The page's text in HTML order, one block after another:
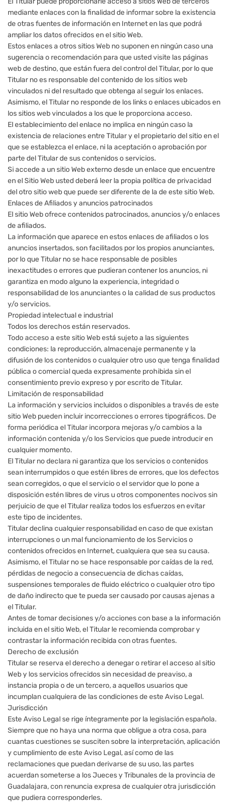
mediante enlaces con la finalidad de informar sobre la existencia
de otras fuentes de información en Internet en las que podrá
ampliar los datos ofrecidos en el sitio Web.
Estos enlaces a otros sitios Web no suponen en ningún caso una
sugerencia o recomendación para que usted visite las páginas
web de destino, que están fuera del control del Titular, por lo que
Titular no es responsable del contenido de los sitios web
vinculados ni del resultado que obtenga al seguir los enlaces.
Asimismo, el Titular no responde de los links o enlaces ubicados en
los sitios web vinculados a los que le proporciona acceso.
El establecimiento del enlace no implica en ningún caso la
existencia de relaciones entre Titular y el propietario del sitio en el
que se establezca el enlace, ni la aceptación o aprobación por
parte del Titular de sus contenidos o servicios.
Si accede a un sitio Web externo desde un enlace que encuentre
en el Sitio Web usted deberá leer la propia política de privacidad
del otro sitio web que puede ser diferente de la de este sitio Web.
Enlaces de Afiliados y anuncios patrocinados
El sitio Web ofrece contenidos patrocinados, anuncios y/o enlaces
de afiliados.
La información que aparece en estos enlaces de afiliados o los
anuncios insertados, son facilitados por los propios anunciantes,
por lo que Titular no se hace responsable de posibles
inexactitudes o errores que pudieran contener los anuncios, ni
garantiza en modo alguno la experiencia, integridad o
responsabilidad de los anunciantes o la calidad de sus productos
y/o servicios.
Propiedad intelectual e industrial
Todos los derechos están reservados.
Todo acceso a este sitio Web está sujeto a las siguientes
condiciones: la reproducción, almacenaje permanente y la
difusión de los contenidos o cualquier otro uso que tenga finalidad
pública o comercial queda expresamente prohibida sin el
consentimiento previo expreso y por escrito de Titular.
Limitación de responsabilidad
La información y servicios incluidos o disponibles a través de este
sitio Web pueden incluir incorrecciones o errores tipográficos. De
forma periódica el Titular incorpora mejoras y/o cambios a la
información contenida y/o los Servicios que puede introducir en
cualquier momento.
El Titular no declara ni garantiza que los servicios o contenidos
sean interrumpidos o que estén libres de errores, que los defectos
sean corregidos, o que el servicio o el servidor que lo pone a
disposición estén libres de virus u otros componentes nocivos sin
perjuicio de que el Titular realiza todos los esfuerzos en evitar
este tipo de incidentes.
Titular declina cualquier responsabilidad en caso de que existan
interrupciones o un mal funcionamiento de los Servicios o
contenidos ofrecidos en Internet, cualquiera que sea su causa.
Asimismo, el Titular no se hace responsable por caídas de la red,
pérdidas de negocio a consecuencia de dichas caídas,
suspensiones temporales de fluido eléctrico o cualquier otro tipo
de daño indirecto que te pueda ser causado por causas ajenas a
el Titular.
Antes de tomar decisiones y/o acciones con base a la información
incluida en el sitio Web, el Titular le recomienda comprobar y
contrastar la información recibida con otras fuentes.
Derecho de exclusión
Titular se reserva el derecho a denegar o retirar el acceso al sitio
Web y los servicios ofrecidos sin necesidad de preaviso, a
instancia propia o de un tercero, a aquellos usuarios que
incumplan cualquiera de las condiciones de este Aviso Legal.
Jurisdicción
Este Aviso Legal se rige íntegramente por la legislación española.
Siempre que no haya una norma que obligue a otra cosa, para
cuantas cuestiones se susciten sobre la interpretación, aplicación
y cumplimiento de este Aviso Legal, así como de las
reclamaciones que puedan derivarse de su uso, las partes
acuerdan someterse a los Jueces y Tribunales de la provincia de
Guadalajara, con renuncia expresa de cualquier otra jurisdicción
que pudiera corresponderles.